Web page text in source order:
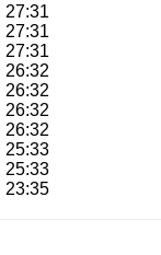
27:31
27:31
27:31
26:32
26:32
26:32
26:32
25:33
25:33
23:35